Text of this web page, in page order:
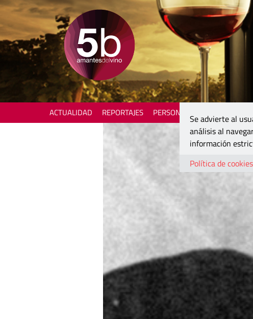
ACTUALIDAD REPORTAJES PERSONAJES
Se advierte al
análisis al
información
Política de cookies